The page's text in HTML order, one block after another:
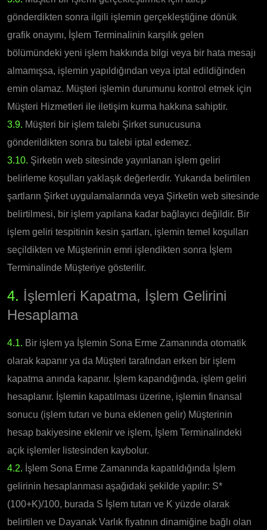
gönderdikten sonra ilgili işlemin gerçekleştiğine dönük
grafik onayını, İşlem Terminalinin karşılık gelen
bölümündeki yeni işlem hakkında bilgi veya bir hata mesajı
almamışsa, işlemin yapıldığından veya iptal edildiğinden
emin olamaz. Müşteri işlemin durumunu kontrol etmek için
Müşteri Hizmetleri ile iletişim kurma hakkına sahiptir.
3.9. Müşteri bir işlem talebi Şirket sunucusuna
gönderildikten sonra bu talebi iptal edemez.
3.10. Şirketin web sitesinde yayınlanan işlem geliri
belirleme koşulları yaklaşık değerlerdir. Yukarıda belirtilen
şartların Şirket uygulamalarında veya Şirketin web sitesinde
belirtilmesi, bir işlem yapılana kadar bağlayıcı değildir. Bir
işlem geliri tespitinin kesin şartları, işlemin temel koşulları
seçildikten ve Müşterinin emri işlendikten sonra İşlem
Terminalinde Müşteriye gösterilir.
4. İşlemleri Kapatma, İşlem Gelirini
Hesaplama
4.1. Bir işlem ya İşlemin Sona Erme Zamanında otomatik
olarak kapanır ya da Müşteri tarafından erken bir işlem
kapatma anında kapanır. İşlem kapandığında, işlem geliri
hesaplanır. İşlemin kapatılması üzerine, işlemin finansal
sonucu (işlem tutarı ve buna eklenen gelir) Müşterinin
hesap bakiyesine eklenir ve işlem, İşlem Terminalindeki
açık işlemler listesinden kaybolur.
4.2. İşlem Sona Erme Zamanında kapatıldığında İşlem
gelirinin hesaplanması aşağıdaki şekilde yapılır: S*
(100+K)/100, burada S İşlem tutarı ve K yüzde olarak
belirtilen ve Dayanak Varlık fiyatının dinamiğine bağlı olan